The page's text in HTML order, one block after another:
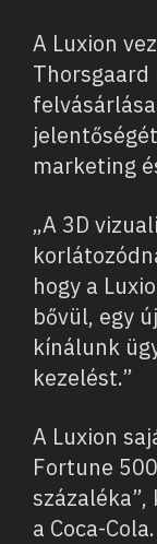
A Luxion
Thorsgaard
marketing
„A 3D
hogy a
bővül, egy
kínálunk
kezelést.”
A Luxion
Fortune
százaléka”,
a Coca-Cola.